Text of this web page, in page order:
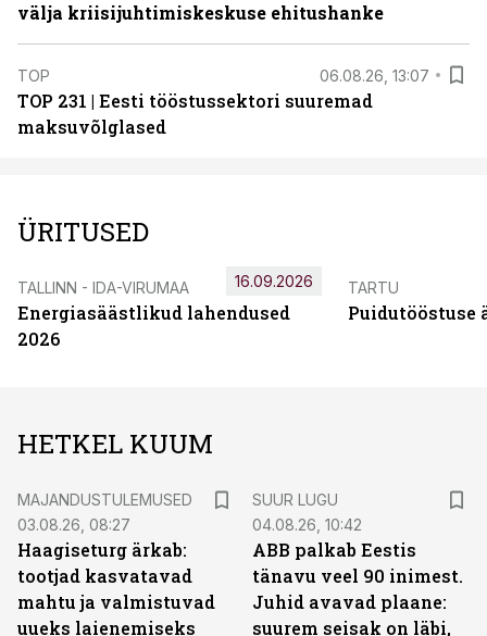
välja kriisijuhtimiskeskuse ehitushanke
TOP 06.08.26, 13:07
TOP 231 | Eesti tööstussektori suuremad
maksuvõlglased
ÜRITUSED
TALLINN - IDA-VIRUMAA
Energiasäästlikud lahendused
2026
16.09.2026 TARTU
Puidutööstuse
HETKEL KUUM
MAJANDUSTULEMUSED
03.08.26, 08:27
Haagiseturg ärkab:
tootjad kasvatavad
mahtu ja valmistuvad
uueks laienemiseks
SUUR LUGU
04.08.26, 10:42
ABB palkab Eestis
tänavu veel 90 inimest.
Juhid avavad plaane:
suurem seisak on läbi,